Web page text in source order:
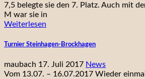
7,5 belegte sie den 7. Platz. Auch mit
M war sie in
Weiterlesen
Turnier Steinhagen-Brockhagen
maubach 17. Juli 2017 News
Vom 13.07. – 16.07.2017 Wieder